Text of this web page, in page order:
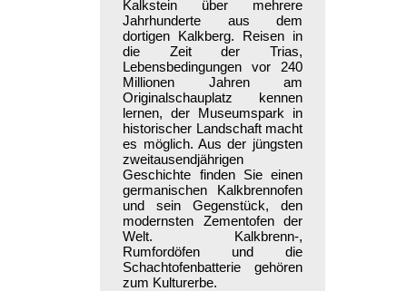
Kalkstein über mehrere
Jahrhunderte aus dem
dortigen Kalkberg. Reisen in
die Zeit der Trias,
Lebensbedingungen vor 240
Millionen Jahren am
Originalschauplatz kennen
lernen, der Museumspark in
historischer Landschaft macht
es möglich. Aus der jüngsten
zweitausendjährigen
Geschichte finden Sie einen
germanischen Kalkbrennofen
und sein Gegenstück, den
modernsten Zementofen der
Welt. Kalkbrenn-,
Rumfordöfen und die
Schachtofenbatterie gehören
zum Kulturerbe.